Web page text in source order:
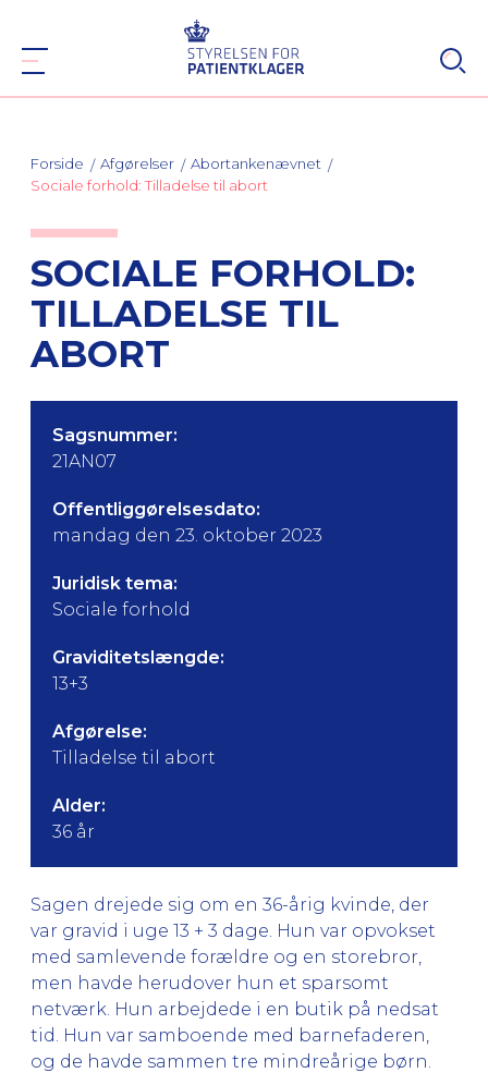
Forside Afgørelser
Abortankenævnet
Sociale forhold: Tilladelse til abort
SOCIALE FORHOLD:
TILLADELSE TIL
ABORT
Sagsnummer:
21AN07
Offentliggørelsesdato:
mandag den 23. oktober 2023
Juridisk tema:
Sociale forhold
Graviditetslængde:
13+3
Afgørelse:
Tilladelse til abort
Alder:
36 år
Sagen drejede sig om en 36-årig kvinde, der
var gravid i uge 13 + 3 dage. Hun var opvokset
med samlevende forældre og en storebror,
men havde herudover hun et sparsomt
netværk. Hun arbejdede i en butik på nedsat
tid. Hun var samboende med barnefaderen,
og de havde sammen tre mindreårige børn.